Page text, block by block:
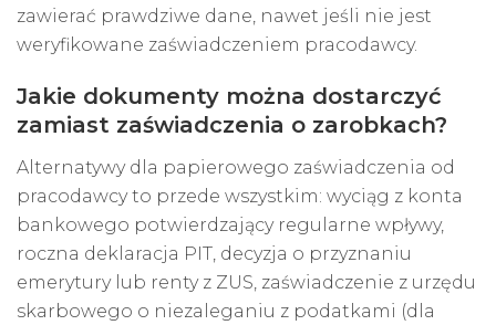
zawierać prawdziwe dane, nawet jeśli nie jest
weryfikowane zaświadczeniem pracodawcy.
Jakie dokumenty można dostarczyć
zamiast zaświadczenia o zarobkach?
Alternatywy dla papierowego zaświadczenia od
pracodawcy to przede wszystkim: wyciąg z konta
bankowego potwierdzający regularne wpływy,
roczna deklaracja PIT, decyzja o przyznaniu
emerytury lub renty z ZUS, zaświadczenie z urzędu
skarbowego o niezaleganiu z podatkami (dla